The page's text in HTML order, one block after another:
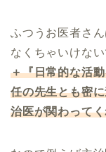
ふつうお医者さ
なくちゃいけない
＋『日常的な活
任の先生とも密
治医が関わって